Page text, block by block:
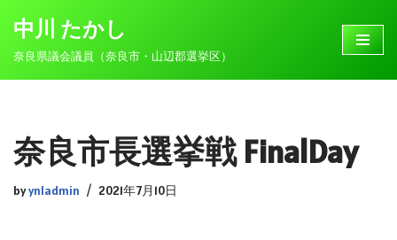
コ
へ
キ
中川 たかし
奈良県議会議員（奈良市・山辺郡選挙区）
奈良市長選挙戦 FinalDay
byynladmin 2021年7月10日